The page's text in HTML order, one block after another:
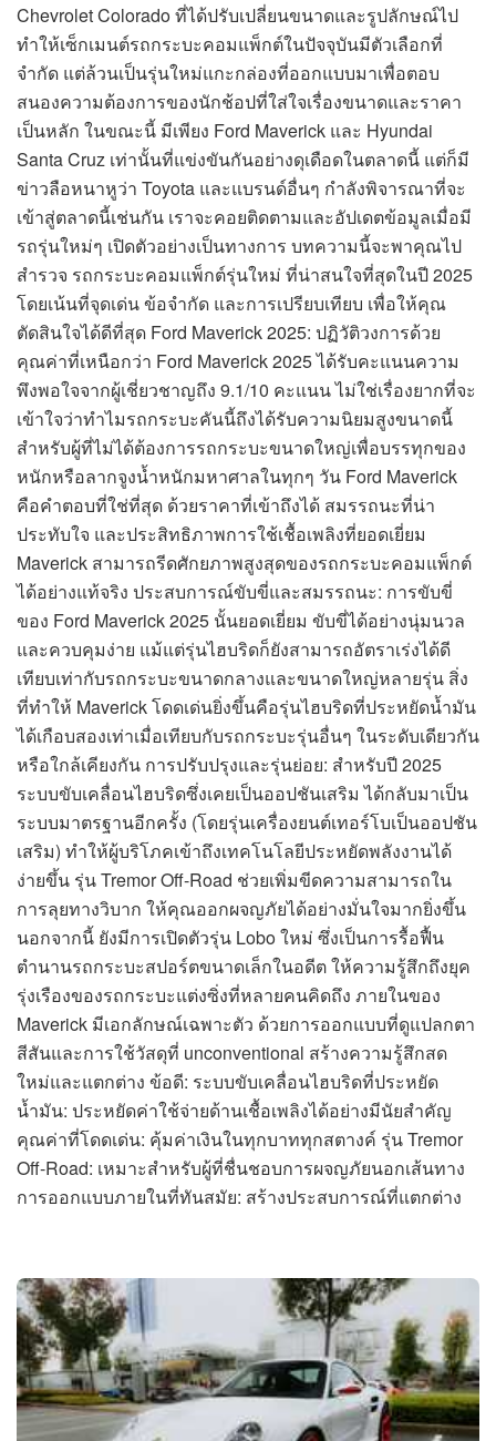
Chevrolet Colorado ที่ได้ปรับเปลี่ยนขนาดและรูปลักษณ์ไป
ทำให้เซ็กเมนต์รถกระบะคอมแพ็กต์ในปัจจุบันมีตัวเลือกที่
จำกัด แต่ล้วนเป็นรุ่นใหม่แกะกล่องที่ออกแบบมาเพื่อตอบ
สนองความต้องการของนักช้อปที่ใส่ใจเรื่องขนาดและราคา
เป็นหลัก ในขณะนี้ มีเพียง Ford Maverick และ Hyundai
Santa Cruz เท่านั้นที่แข่งขันกันอย่างดุเดือดในตลาดนี้ แต่ก็มี
ข่าวลือหนาหูว่า Toyota และแบรนด์อื่นๆ กำลังพิจารณาที่จะ
เข้าสู่ตลาดนี้เช่นกัน เราจะคอยติดตามและอัปเดตข้อมูลเมื่อมี
รถรุ่นใหม่ๆ เปิดตัวอย่างเป็นทางการ บทความนี้จะพาคุณไป
สำรวจ รถกระบะคอมแพ็กต์รุ่นใหม่ ที่น่าสนใจที่สุดในปี 2025
โดยเน้นที่จุดเด่น ข้อจำกัด และการเปรียบเทียบ เพื่อให้คุณ
ตัดสินใจได้ดีที่สุด Ford Maverick 2025: ปฏิวัติวงการด้วย
คุณค่าที่เหนือกว่า Ford Maverick 2025 ได้รับคะแนนความ
พึงพอใจจากผู้เชี่ยวชาญถึง 9.1/10 คะแนน ไม่ใช่เรื่องยากที่จะ
เข้าใจว่าทำไมรถกระบะคันนี้ถึงได้รับความนิยมสูงขนาดนี้
สำหรับผู้ที่ไม่ได้ต้องการรถกระบะขนาดใหญ่เพื่อบรรทุกของ
หนักหรือลากจูงน้ำหนักมหาศาลในทุกๆ วัน Ford Maverick
คือคำตอบที่ใช่ที่สุด ด้วยราคาที่เข้าถึงได้ สมรรถนะที่น่า
ประทับใจ และประสิทธิภาพการใช้เชื้อเพลิงที่ยอดเยี่ยม
Maverick สามารถรีดศักยภาพสูงสุดของรถกระบะคอมแพ็กต์
ได้อย่างแท้จริง ประสบการณ์ขับขี่และสมรรถนะ: การขับขี่
ของ Ford Maverick 2025 นั้นยอดเยี่ยม ขับขี่ได้อย่างนุ่มนวล
และควบคุมง่าย แม้แต่รุ่นไฮบริดก็ยังสามารถอัตราเร่งได้ดี
เทียบเท่ากับรถกระบะขนาดกลางและขนาดใหญ่หลายรุ่น สิ่ง
ที่ทำให้ Maverick โดดเด่นยิ่งขึ้นคือรุ่นไฮบริดที่ประหยัดน้ำมัน
ได้เกือบสองเท่าเมื่อเทียบกับรถกระบะรุ่นอื่นๆ ในระดับเดียวกัน
หรือใกล้เคียงกัน การปรับปรุงและรุ่นย่อย: สำหรับปี 2025
ระบบขับเคลื่อนไฮบริดซึ่งเคยเป็นออปชันเสริม ได้กลับมาเป็น
ระบบมาตรฐานอีกครั้ง (โดยรุ่นเครื่องยนต์เทอร์โบเป็นออปชัน
เสริม) ทำให้ผู้บริโภคเข้าถึงเทคโนโลยีประหยัดพลังงานได้
ง่ายขึ้น รุ่น Tremor Off-Road ช่วยเพิ่มขีดความสามารถใน
การลุยทางวิบาก ให้คุณออกผจญภัยได้อย่างมั่นใจมากยิ่งขึ้น
นอกจากนี้ ยังมีการเปิดตัวรุ่น Lobo ใหม่ ซึ่งเป็นการรื้อฟื้น
ตำนานรถกระบะสปอร์ตขนาดเล็กในอดีต ให้ความรู้สึกถึงยุค
รุ่งเรืองของรถกระบะแต่งซิ่งที่หลายคนคิดถึง ภายในของ
Maverick มีเอกลักษณ์เฉพาะตัว ด้วยการออกแบบที่ดูแปลกตา
สีสันและการใช้วัสดุที่ unconventional สร้างความรู้สึกสด
ใหม่และแตกต่าง ข้อดี: ระบบขับเคลื่อนไฮบริดที่ประหยัด
น้ำมัน: ประหยัดค่าใช้จ่ายด้านเชื้อเพลิงได้อย่างมีนัยสำคัญ
คุณค่าที่โดดเด่น: คุ้มค่าเงินในทุกบาททุกสตางค์ รุ่น Tremor
Off-Road: เหมาะสำหรับผู้ที่ชื่นชอบการผจญภัยนอกเส้นทาง
การออกแบบภายในที่ทันสมัย: สร้างประสบการณ์ที่แตกต่าง